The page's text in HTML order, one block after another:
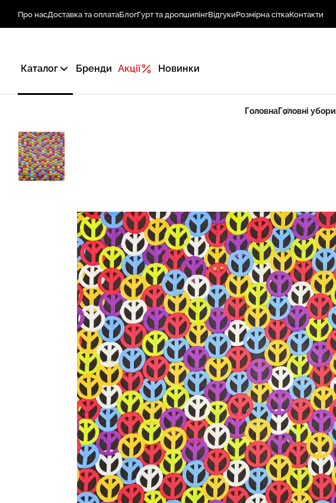
Про насДоставка та оплатаБлогГурт та дропшипінгВідгукиРозмірна сіткаКонтакти
Каталог Бренди Акції Новинки
ГоловнаГоловні убори